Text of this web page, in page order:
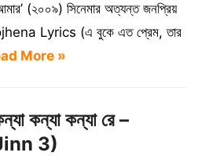
আমার’ (২০০৯) সিনেমার অত্যন্ত জনপ্রিয়
Lyrics (এ বুকে এত প্রেম, তার
More »
কন্যা কন্যা রে –
3)